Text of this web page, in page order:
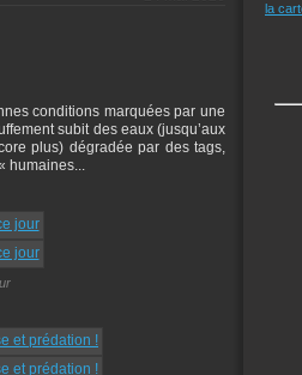
conditions marquées par une
subit des eaux (jusqu’aux
plus) dégradée par des tags,
la